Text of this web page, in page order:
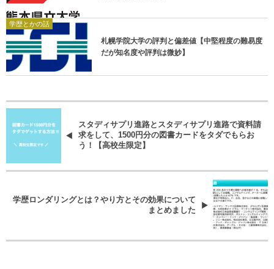
学歴とかの話
札幌学院大学の評判と偏差値【中堅程度の難易度
だが知名度や評判は微妙】
スタディサプリ進路とスタディサプリ進路で資料請
求をして、1500円分の図書カードをタダでもらお
う！【高校生限定】
学歴ロンダリングとは？やり方とその効果について
まとめました